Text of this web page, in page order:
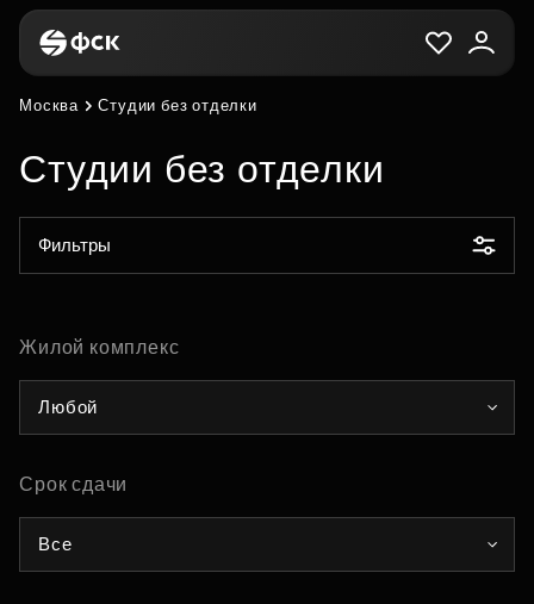
Москва Студии без отделки
Студии без отделки
Фильтры
Жилой комплекс
Любой
Срок сдачи
Все